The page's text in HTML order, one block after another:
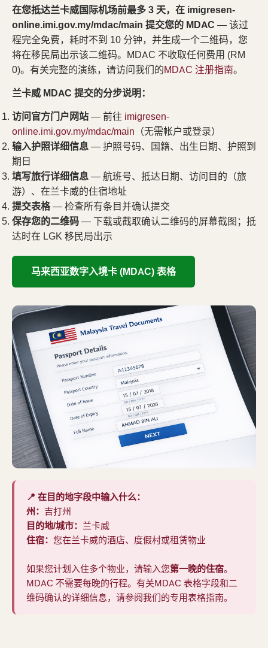
在您抵达兰卡威国际机场前最多 3 天，在 imigresen-
online.imi.gov.my/mdac/main 提交您的 MDAC — 该过
程完全免费，耗时不到 10 分钟，并生成一个二维码，您
将在移民局出示该二维码。MDAC 不收取任何费用 (RM
0)。有关完整的演练，请访问我们的MDAC 注册指南。
兰卡威 MDAC 提交的分步说明：
访问官方门户网站— 前往 imigresen-
online.imi.gov.my/mdac/main （无需帐户或登录）
输入护照详细信息— 护照号码、国籍、出生日期、护照到
期日
填写旅行详细信息— 航班号、抵达日期、访问目的（旅
游）、在兰卡威的住宿地址
提交表格— 检查所有条目并确认提交
保存您的二维码— 下载或截取确认二维码的屏幕截图；抵
达时在 LGK 移民局出示
马来西亚数字入境卡 (MDAC) 表格
📍 在目的地字段中输入什么：
州： 吉打州
目的地/城市： 兰卡威
住宿： 您在兰卡威的酒店、度假村或租赁物业
如果您计划入住多个物业，请输入您第一晚的住宿。
MDAC 不需要每晚的行程。有关MDAC 表格字段和二
维码确认的详细信息，请参阅我们的专用表格指南。